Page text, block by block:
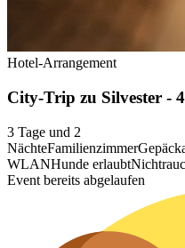
Hotel-Arrangement
City-Trip zu Silvester -
3 Tage und 2
NächteFamilienzimmer
WLANHunde erlaubt
Event bereits abgelaufen